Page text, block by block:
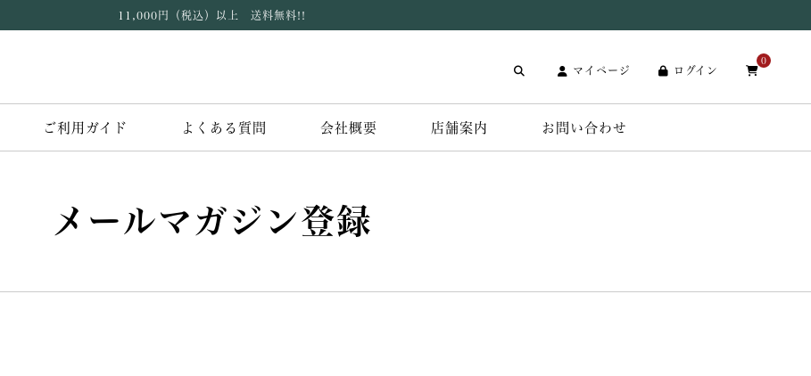
11,000円（税込）以上 送料無料!!
マイページ ログイン
0
ご利用ガイド よくある質問 会社概要 店舗案内 お問い合わせ
メールマガジン登録